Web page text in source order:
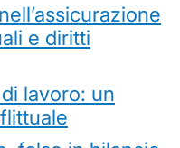
e diritti
lavoro: un